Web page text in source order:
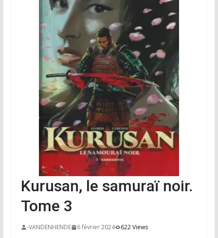
Kurusan, le samuraï noir.
Tome 3
-VANDENHENDE 6 février 2024 622 Views